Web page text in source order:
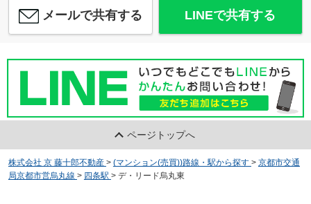
メールで共有する LINEで共有する
ページトップへ
株式会社 京 藤十郎不動産 > (マンション(売買))路線・駅から探す > 京都市交通
局京都市営烏丸線 > 四条駅 > デ・リード烏丸東